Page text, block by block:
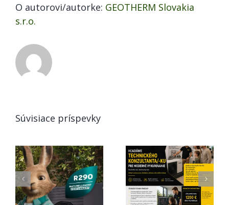
O autorovi/autorke: GEOTHERM Slovakia
s.r.o.
Súvisiace príspevky
Hľadáme
technického
konzultanta/-
ku pre
Slovakia je
najlepší
predajca
tepelných